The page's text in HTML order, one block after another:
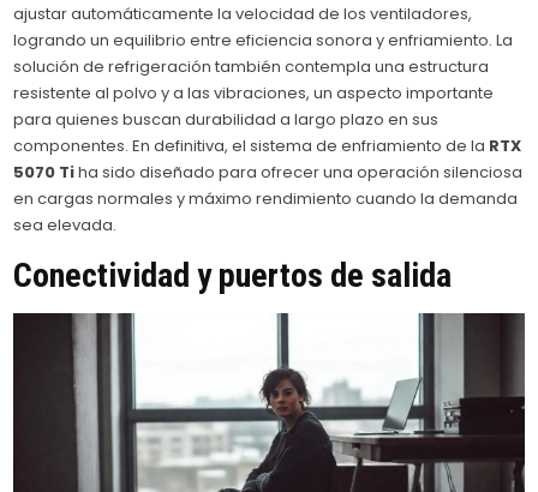
ajustar automáticamente la velocidad de los ventiladores,
logrando un equilibrio entre eficiencia sonora y enfriamiento. La
solución de refrigeración también contempla una estructura
resistente al polvo y a las vibraciones, un aspecto importante
para quienes buscan durabilidad a largo plazo en sus
componentes. En definitiva, el sistema de enfriamiento de la RTX
5070 Tiha sido diseñado para ofrecer una operación silenciosa
en cargas normales y máximo rendimiento cuando la demanda
sea elevada.
Conectividad y puertos de salida